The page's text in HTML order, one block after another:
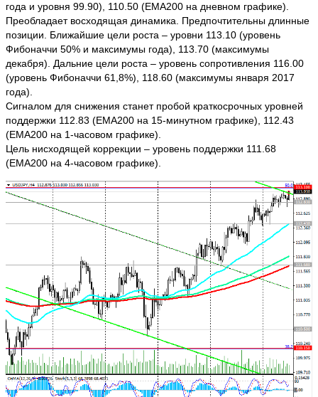
года и уровня 99.90), 110.50 (ЕМА200 на дневном графике).
Преобладает восходящая динамика. Предпочтительны длинные
позиции. Ближайшие цели роста – уровни 113.10 (уровень
Фибоначчи 50% и максимумы года), 113.70 (максимумы
декабря). Дальние цели роста – уровень сопротивления 116.00
(уровень Фибоначчи 61,8%), 118.60 (максимумы января 2017
года).
Сигналом для снижения станет пробой краткосрочных уровней
поддержки 112.83 (ЕМА200 на 15-минутном графике), 112.43
(ЕМА200 на 1-часовом графике).
Цель нисходящей коррекции – уровень поддержки 111.68
(ЕМА200 на 4-часовом графике).